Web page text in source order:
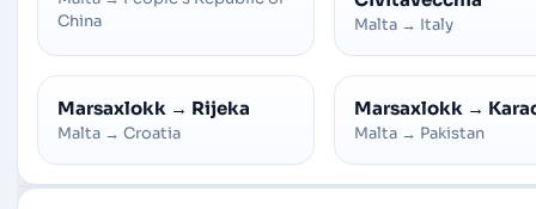
China
Malta → Italy
Marsaxlokk → Rijeka
Malta → Croatia
Marsaxlokk →
Malta → Pakistan